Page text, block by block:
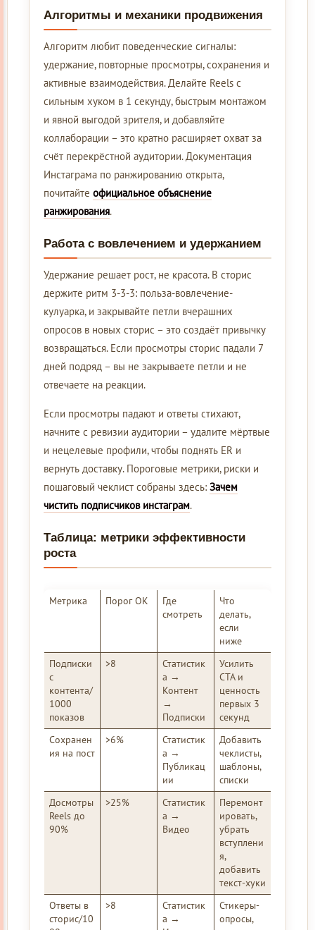
Алгоритмы и механики продвижения
Алгоритм любит поведенческие сигналы:
удержание, повторные просмотры, сохранения и
активные взаимодействия. Делайте Reels с
сильным хуком в 1 секунду, быстрым монтажом
и явной выгодой зрителя, и добавляйте
коллаборации – это кратно расширяет охват за
счёт перекрёстной аудитории. Документация
Инстаграма по ранжированию открыта,
почитайте официальное объяснение
ранжирования.
Работа с вовлечением и удержанием
Удержание решает рост, не красота. В сторис
держите ритм 3-3-3: польза-вовлечение-
кулуарка, и закрывайте петли вчерашних
опросов в новых сторис – это создаёт привычку
возвращаться. Если просмотры сторис падали 7
дней подряд – вы не закрываете петли и не
отвечаете на реакции.
Если просмотры падают и ответы стихают,
начните с ревизии аудитории – удалите мёртвые
и нецелевые профили, чтобы поднять ER и
вернуть доставку. Пороговые метрики, риски и
пошаговый чеклист собраны здесь: Зачем
чистить подписчиков инстаграм.
Таблица: метрики эффективности
роста
Метрика Порог ОК
Где
смотреть
Что
делать,
если
ниже
Подписки
с
контента/
1000
показов
>8
Статистик
а →
Контент
→
Подписки
Усилить
CTA и
ценность
первых 3
секунд
Сохранен
ия на пост
>6%
Статистик
а →
Публикац
ии
Добавить
чеклисты,
шаблоны,
списки
Досмотры
Reels до
90%
>25%
Статистик
а →
Видео
Перемонт
ировать,
убрать
вступлени
я,
добавить
текст-хуки
Ответы в
сторис/10
>8
Статистик
а →
Стикеры-
опросы,